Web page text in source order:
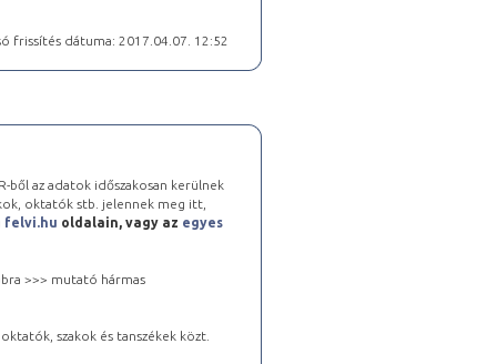
frissítés dátuma: 2017.04.07. 12:52
ből az adatok időszakosan kerülnek
oktatók stb. jelennek meg itt,
felvi.hu oldalain, vagy az egyes
>>> mutató hármas
szakok és tanszékek közt.